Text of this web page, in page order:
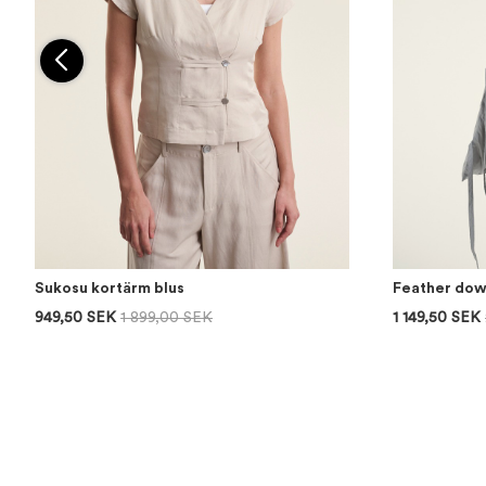
Sukosu kortärm blus
949,50 SEK 1 899,00 SEK
Feather
1 149,50 SEK